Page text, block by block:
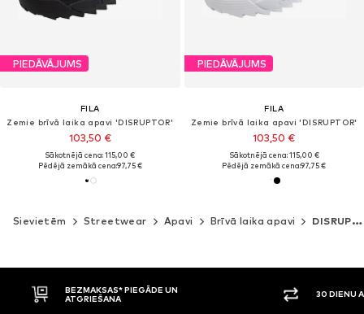
PIEDĀVĀJUMS
FILA
Zemie brīvā laika apavi 'DISRUPTOR'
103,50 €
Sākotnējā cena: 115,00 €
Pēdējā zemākā cena:97,75 €
PIEDĀVĀJUMS
FILA
Zemie brīvā laika apavi 'DISRUPTOR'
103,50 €
Sākotnējā cena: 115,00 €
Pēdējā zemākā cena:97,75 €
Sievietēm Streetwear Apavi Brīvā laika apavi DISRUPTOR
PIEGĀDE UN
30 DIENU ATGRIEŠANAS